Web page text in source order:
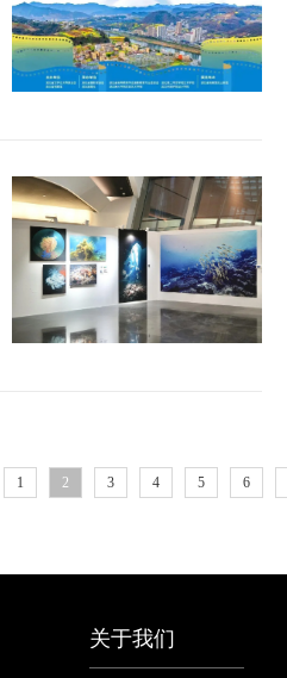
1 2 3 4 5 6
关于我们